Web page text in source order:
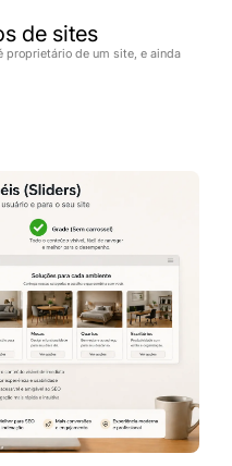
de sites
proprietário de um site, e ainda